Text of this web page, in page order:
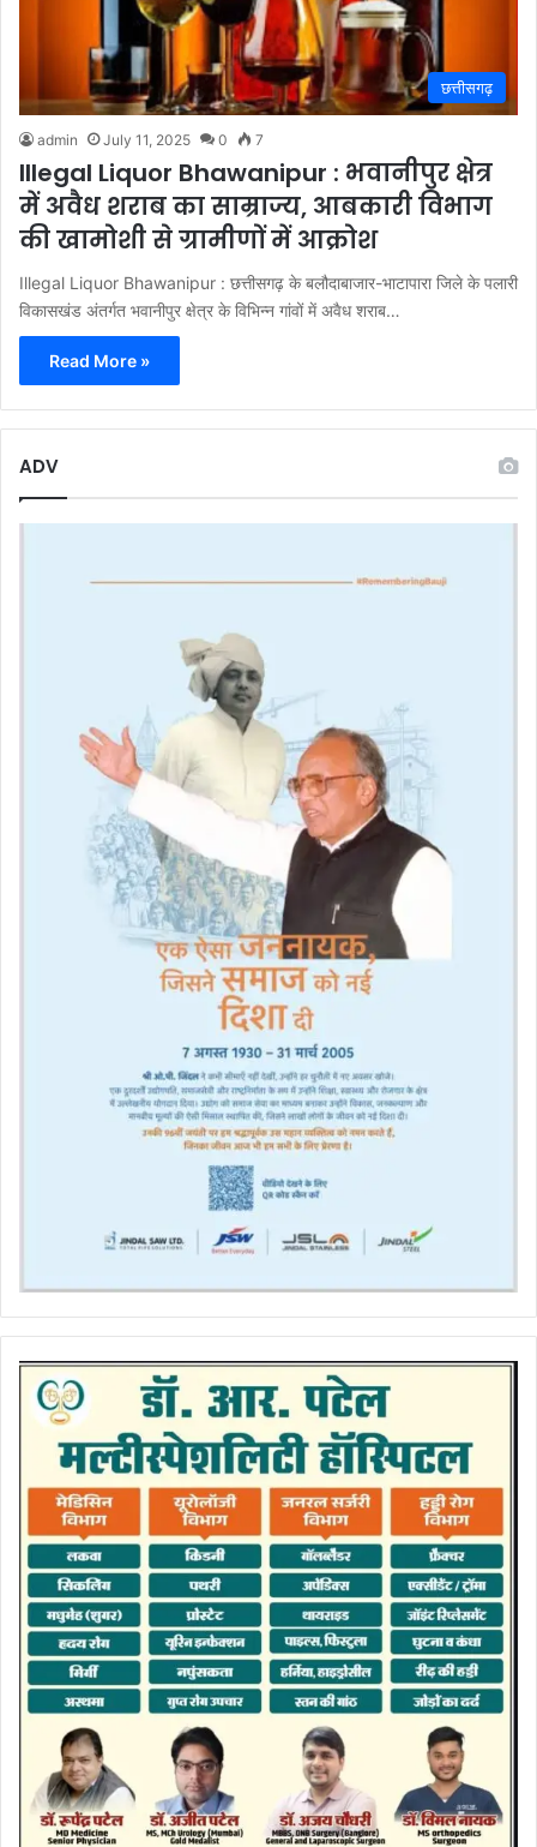
छत्तीसगढ़
admin July 11, 2025 0 7
Illegal Liquor Bhawanipur : भवानीपुर क्षेत्र
में अवैध शराब का साम्राज्य, आबकारी विभाग
की खामोशी से ग्रामीणों में आक्रोश
Illegal Liquor Bhawanipur : छत्तीसगढ़ के बलौदाबाजार-भाटापारा जिले के पलारी
विकासखंड अंतर्गत भवानीपुर क्षेत्र के विभिन्न गांवों में अवैध शराब…
Read More »
ADV